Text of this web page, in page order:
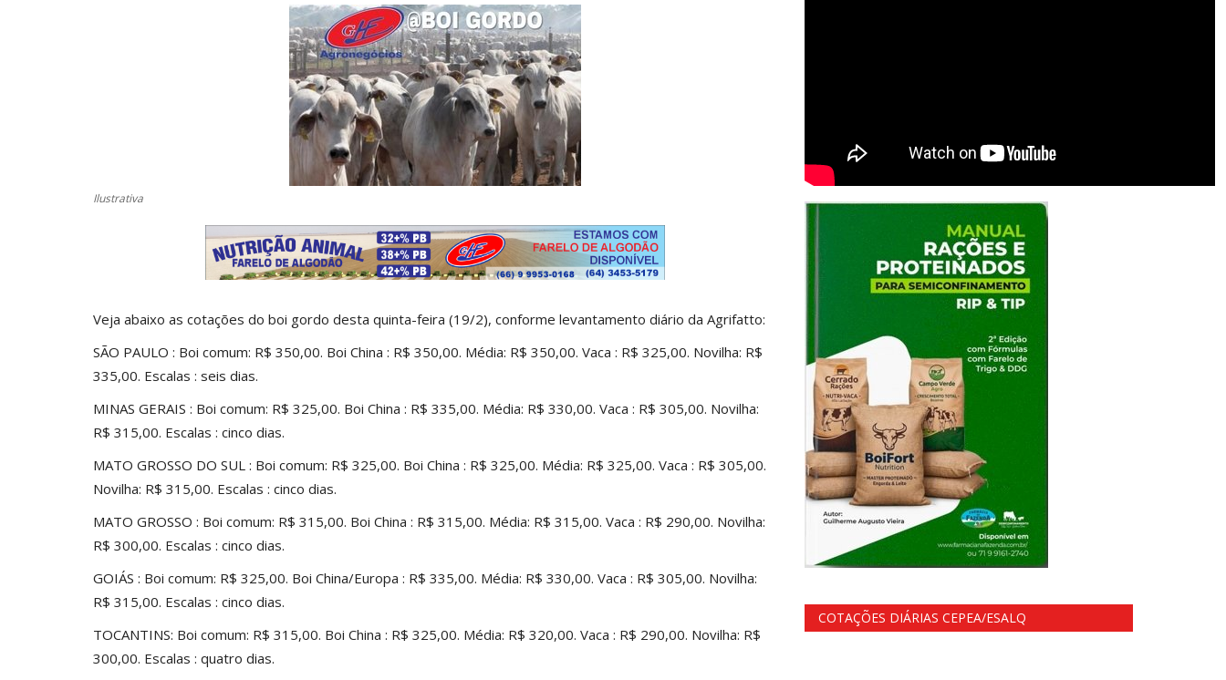
Ilustrativa
Veja abaixo as cotações do boi gordo desta quinta-feira (19/2), conforme levantamento diário da Agrifatto:
SÃO PAULO : Boi comum: R$ 350,00. Boi China : R$ 350,00. Média: R$ 350,00. Vaca : R$ 325,00. Novilha: R$
335,00. Escalas : seis dias.
MINAS GERAIS : Boi comum: R$ 325,00. Boi China : R$ 335,00. Média: R$ 330,00. Vaca : R$ 305,00. Novilha:
R$ 315,00. Escalas : cinco dias.
MATO GROSSO DO SUL : Boi comum: R$ 325,00. Boi China : R$ 325,00. Média: R$ 325,00. Vaca : R$ 305,00.
Novilha: R$ 315,00. Escalas : cinco dias.
MATO GROSSO : Boi comum: R$ 315,00. Boi China : R$ 315,00. Média: R$ 315,00. Vaca : R$ 290,00. Novilha:
R$ 300,00. Escalas : cinco dias.
GOIÁS : Boi comum: R$ 325,00. Boi China/Europa : R$ 335,00. Média: R$ 330,00. Vaca : R$ 305,00. Novilha:
R$ 315,00. Escalas : cinco dias.
TOCANTINS: Boi comum: R$ 315,00. Boi China : R$ 325,00. Média: R$ 320,00. Vaca : R$ 290,00. Novilha: R$
300,00. Escalas : quatro dias.
COTAÇÕES DIÁRIAS CEPEA/ESALQ